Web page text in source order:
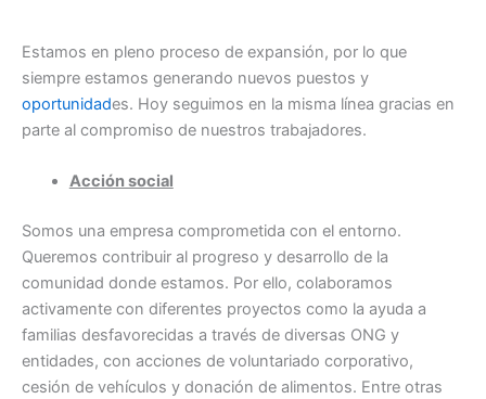
Estamos en pleno proceso de expansión, por lo que
siempre estamos generando nuevos puestos y
oportunidades. Hoy seguimos en la misma línea gracias en
parte al compromiso de nuestros trabajadores.
Acción social
Somos una empresa comprometida con el entorno.
Queremos contribuir al progreso y desarrollo de la
comunidad donde estamos. Por ello, colaboramos
activamente con diferentes proyectos como la ayuda a
familias desfavorecidas a través de diversas ONG y
entidades, con acciones de voluntariado corporativo,
cesión de vehículos y donación de alimentos. Entre otras